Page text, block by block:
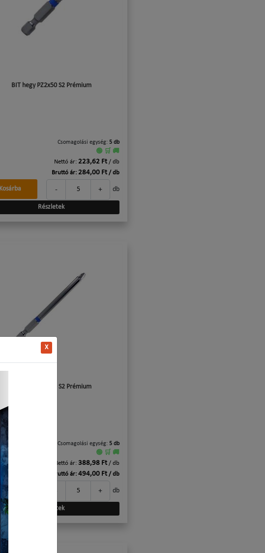
BIT hegy PZ2x50 S2 Prémium
Csomagolási egység: 5 db
🟢 🛒 🚚
Nettó ár: 223,62 Ft / db
Bruttó ár: 284,00 Ft / db
- + db
Kosárba
Részletek
BIT hegy PZ2x90 S2 Prémium
Csomagolási egység: 5 db
🟢 🛒 🚚
Nettó ár: 388,98 Ft / db
Bruttó ár: 494,00 Ft / db
- + db
Kosárba
Részletek
X